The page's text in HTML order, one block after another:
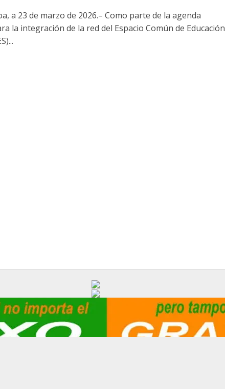
a 23 de marzo de 2026.– Como parte de la agenda
la integración de la red del Espacio Común de Educación